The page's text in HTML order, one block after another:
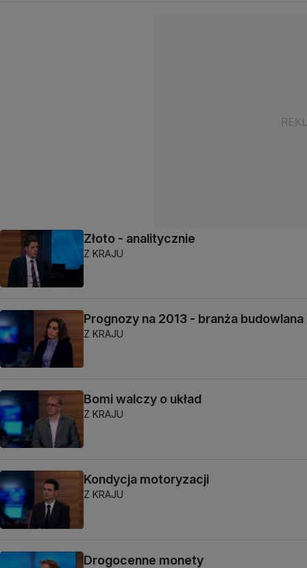
Złoto - analitycznie
Z KRAJU
Prognozy na 2013 - branża budowlana
Z KRAJU
Bomi walczy o układ
Z KRAJU
Kondycja motoryzacji
Z KRAJU
Drogocenne monety